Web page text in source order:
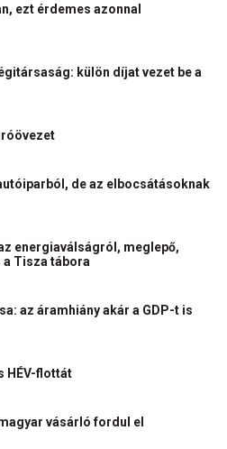
ezt érdemes azonnal
külön díjat vezet be a
de az elbocsátásoknak
energiaválságról, meglepő,
a Tisza tábora
az áramhiány akár a GDP-t is
HÉV-flottát
vásárló fordul el